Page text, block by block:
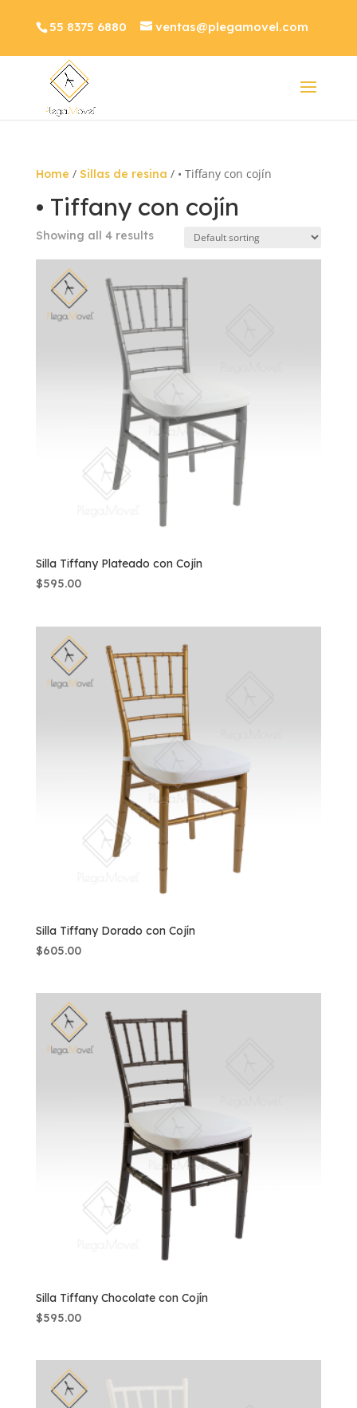
55 8375 6880 ventas@plegamovel.com
Home / Sillas de resina / • Tiffany con cojín
• Tiffany con cojín
Showing all 4 results
Silla Tiffany Plateado con Cojín
$595.00
Silla Tiffany Dorado con Cojín
$605.00
Silla Tiffany Chocolate con Cojín
$595.00